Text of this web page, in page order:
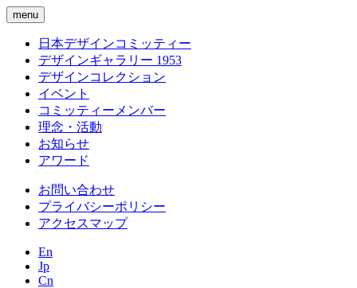
menu
日本デザインコミッティー
デザインギャラリー 1953
デザインコレクション
イベント
コミッティーメンバー
理念・活動
お知らせ
アワード
お問い合わせ
プライバシーポリシー
アクセスマップ
En
Jp
Cn